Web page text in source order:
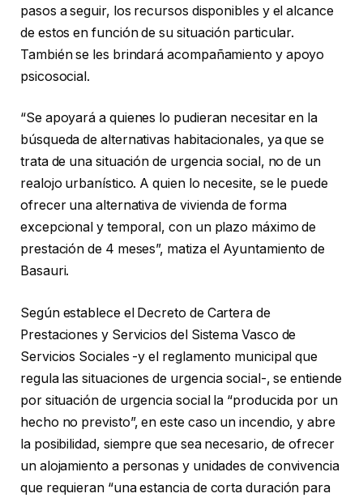
pasos a seguir, los recursos disponibles y el alcance
de estos en función de su situación particular.
También se les brindará acompañamiento y apoyo
psicosocial.
“Se apoyará a quienes lo pudieran necesitar en la
búsqueda de alternativas habitacionales, ya que se
trata de una situación de urgencia social, no de un
realojo urbanístico. A quien lo necesite, se le puede
ofrecer una alternativa de vivienda de forma
excepcional y temporal, con un plazo máximo de
prestación de 4 meses”, matiza el Ayuntamiento de
Basauri.
Según establece el Decreto de Cartera de
Prestaciones y Servicios del Sistema Vasco de
Servicios Sociales -y el reglamento municipal que
regula las situaciones de urgencia social-, se entiende
por situación de urgencia social la “producida por un
hecho no previsto”, en este caso un incendio, y abre
la posibilidad, siempre que sea necesario, de ofrecer
un alojamiento a personas y unidades de convivencia
que requieran “una estancia de corta duración para